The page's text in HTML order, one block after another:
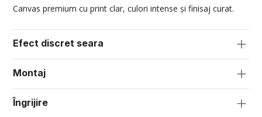
Canvas premium cu print clar, culori intense și finisaj curat.
Efect discret seara
Montaj
Îngrijire